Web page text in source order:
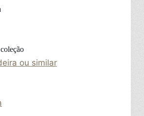
ou similar